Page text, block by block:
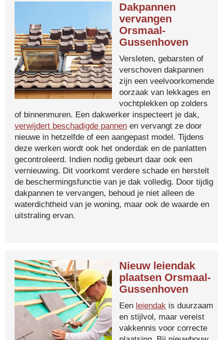
Dakpannen
vervangen
Orsmaal-
Gussenhoven
Versleten, gebarsten of
verschoven dakpannen
zijn een veelvoorkomende
oorzaak van lekkages en
vochtplekken op zolders
of binnenmuren. Een dakwerker inspecteert je dak,
verwijdert beschadigde pannen en vervangt ze door
nieuwe in hetzelfde of een aangepast model. Tijdens
deze werken wordt ook het onderdak en de panlatten
gecontroleerd. Indien nodig gebeurt daar ook een
vernieuwing. Dit voorkomt verdere schade en herstelt
de beschermingsfunctie van je dak volledig. Door tijdig
dakpannen te vervangen, behoud je niet alleen de
waterdichtheid van je woning, maar ook de waarde en
uitstraling ervan.
Nieuw leiendak
plaatsen Orsmaal-
Gussenhoven
Een leiendak is duurzaam
en stijlvol, maar vereist
vakkennis voor correcte